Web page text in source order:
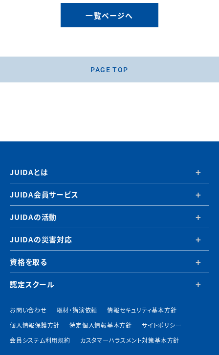
一覧ページへ
PAGE TOP
JUIDAとは
JUIDA会員サービス
JUIDAの活動
JUIDAの災害対応
資格を取る
認定スクール
お問い合わせ 取材・講演依頼
情報セキュリティ基本方針
個人情報保護方針
特定個人情報基本方針
サイトポリシー
会員システム利用規約
カスタマーハラスメント対策基本方針